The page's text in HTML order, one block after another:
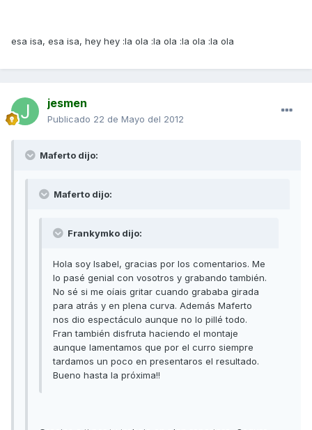
esa isa, esa isa, hey hey :la ola :la ola :la ola :la ola
jesmen
Publicado 22 de Mayo del 2012
Maferto dijo:
Maferto dijo:
Frankymko dijo:
Hola soy Isabel, gracias por los comentarios. Me
lo pasé genial con vosotros y grabando también.
No sé si me oíais gritar cuando grababa girada
para atrás y en plena curva. Además Maferto
nos dio espectáculo aunque no lo pillé todo.
Fran también disfruta haciendo el montaje
aunque lamentamos que por el curro siempre
tardamos un poco en presentaros el resultado.
Bueno hasta la próxima!!